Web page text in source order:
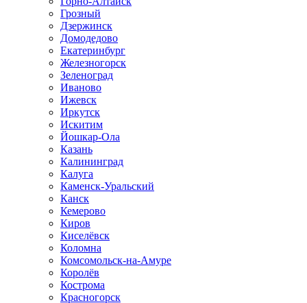
Грозный
Дзержинск
Домодедово
Екатеринбург
Железногорск
Зеленоград
Иваново
Ижевск
Иркутск
Искитим
Йошкар-Ола
Казань
Калининград
Калуга
Каменск-Уральский
Канск
Кемерово
Киров
Киселёвск
Коломна
Комсомольск-на-Амуре
Королёв
Кострома
Красногорск